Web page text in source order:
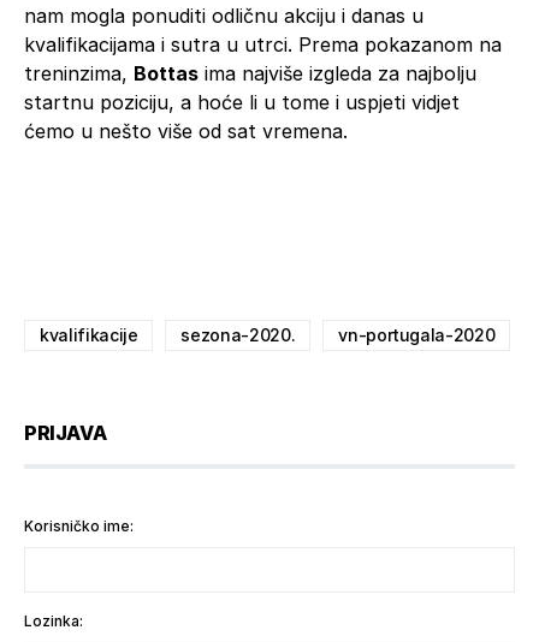
nam mogla ponuditi odličnu akciju i danas u
kvalifikacijama i sutra u utrci. Prema pokazanom na
treninzima, Bottas ima najviše izgleda za najbolju
startnu poziciju, a hoće li u tome i uspjeti vidjet
ćemo u nešto više od sat vremena.
kvalifikacije sezona-2020. vn-portugala-2020
PRIJAVA
Korisničko ime:
Lozinka: